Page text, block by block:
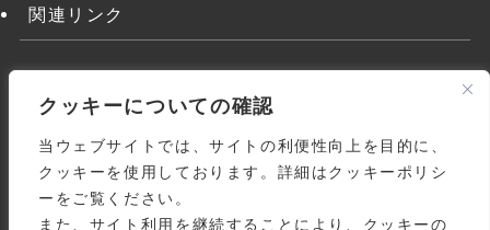
クッキーについての確認
当ウェブサイトでは、サイトの利便性向上を目的に、
クッキーを使用しております。詳細はクッキーポリシ
ーをご覧ください。
また、サイト利用を継続することにより、クッキーの
関連リンク